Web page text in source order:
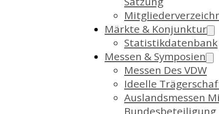
Märkte & Konjunktur
Statistikdatenbank
Messen & Symposien
Messen Des VDW
Ideelle
Auslandsmessen
Bundesbeteiligung